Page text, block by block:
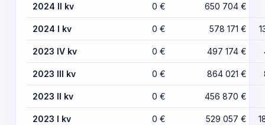
2024 II kv 0 € 650 704 €
2024 I kv 0 € 578 171 €
2023 IV kv 0 € 497 174 €
2023 III kv 0 € 864 021 €
2023 II kv 0 € 456 870 €
2023 I kv 0 € 529 057 €